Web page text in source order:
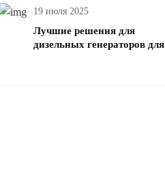
19 июля 2025
Лучшие решения для
дизельных генераторов для